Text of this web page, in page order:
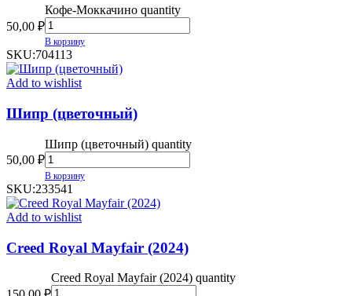
50,00 ₽
Кофе-Моккачино quantity
В корзину
SKU:704113
Add to wishlist
Шипр (цветочный)
50,00 ₽
Шипр (цветочный) quantity
В корзину
SKU:233541
Add to wishlist
Creed Royal Mayfair (2024)
Creed Royal Mayfair (2024) quantity